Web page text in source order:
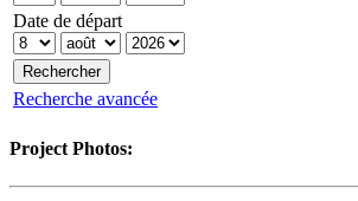
Date de départ
Recherche avancée
Project Photos: